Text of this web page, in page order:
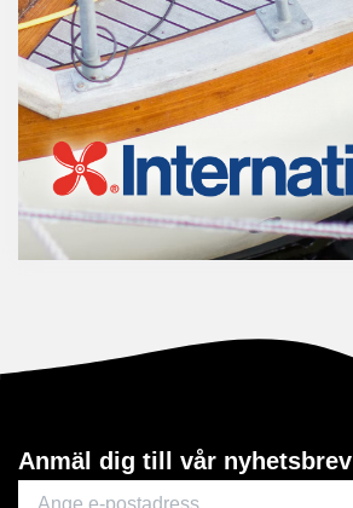
Anmäl dig till vår nyhetsbrev